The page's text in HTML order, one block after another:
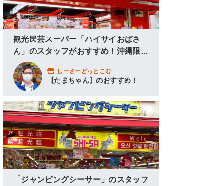
観光民芸スーパー「ハイサイおばさ
ん」のスタッフがおすすめ！沖縄限定
グッズ＆アロハシャツ！
しーさーどっとこむ
【たまちゃん】のおすすめ！
「ジャンピングシーサー」のスタッフ